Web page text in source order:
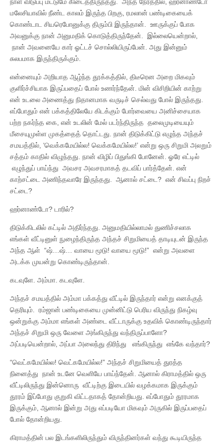
மலேசியாவில் நீண்ட காலம் இருந்த பிறகு, ரமலான் பண்டிகையைக்
கொண்டாட சியரெபோனுக்கு திரும்பி இருந்தான். ஊருக்குப் போக
அவனுக்கு நான் அனுமதிக் கொடுத்திருந்தேன். இல்லையென்றால்,
நான் அவனையே கார் ஓட்டச் சொல்லியிருப்பேன். அது இன்னும்
சுலபமாக இருந்திருக்கும்.
என்னையும் அறியாத ஆழ்ந்த தூக்கத்தில், திடீரென அறை மிகவும்
குளிர்ச்சியாக இருப்பதைப் போல் உணர்ந்தேன். மின் விசிறியின் காற்று
என் உடலை அணைத்து நிதானமாக வருடிச் செல்வது போல் இருந்தது.
எப்போதும் என் பக்கத்திலேயே கிடக்கும் போர்வையை அனிச்சையாக
பற்ற நகர்ந்த கை, என் உடலின் மேல் படர்ந்திருந்த தலைமுடியையும்
மீசையுமுள்ள முகத்தைத் தொட்டது. நான் திடுக்கிட்டு எழுந்த அந்தச்
சமயத்தில், ‘வெக்கமேயில்ல! வெக்கமேயில்ல!’ என்று ஒரு சிறுமி அலறும்
சத்தம் காதில் விழுந்தது. நான் விழிப் பிதுங்கி போனேன். ஓரே எட்டில்
எழுந்துப் பாய்ந்து அவசர அவசரமாகத் தடவிப் பார்த்தேன். என்
காற்சட்டை அணிந்தவாரே இருந்தது. ஆனால் சட்டை? என் சிவப்பு நிறச்
சட்டை?
ஹர்னாண்டோ? டாரில்?
திடுக்கிடலில் கட்டில் அதிர்ந்தது. அனுமதியில்லாமல் துணிச்சலாக
எங்கள் வீட்டினுள் நுழைந்திருந்த அந்தச் சிறுமியைத் தாடியுடன் இருந்த
அந்த ஆள் “ஷ்…ஷ்… வாயை மூடு! வாயை மூடு!” என்று அவளை
அடக்க முயன்று கொண்டிருந்தான்.
கடவுளே. அம்மா. கடவுளே.
அந்தச் சமயத்தில் அம்மா பக்கத்து வீட்டில் இருந்தார் என்று எனக்குத்
தெரியும். ரம்ஜான் பண்டிகையை முன்னிட்டு பெரிய விருந்து நிகழ்வு
ஒன்றுக்கு அம்மா எங்கள் அண்டை வீட்டாருக்கு உதவிக் கொண்டிருந்தார்
அந்தச் சிறுமி ஒரு வேளை அங்கிருந்து வந்திருப்பாளோ?
அப்படியென்றால், அப்பா அலைந்து திரிந்து எங்கிருந்து எங்கே வந்தார்?
“வெட்கமேயில்ல! வெட்கமேயில்ல!” அந்தச் சிறுமியைத் துரத்த
நினைத்து நான் உடனே வெளியே பாய்ந்தேன். ஆனால் கிராமத்தில் ஒரு
வீட்டிலிருந்து இன்னொரு வீட்டிற்கு இடையில் வழக்கமாக இருக்கும்
தூரம் இப்போது குறுகி விட்டதாகத் தோன்றியது. எப்போதும் தூரமாக
இருக்கும், ஆனால் இன்று அது எப்படியோ மிகவும் அருகில் இருப்பதைப்
போல் தோன்றியது.
கிராமத்தின் பல இடங்களிலிருந்தும் விருந்தினர்கள் வந்து கூடியிருந்த